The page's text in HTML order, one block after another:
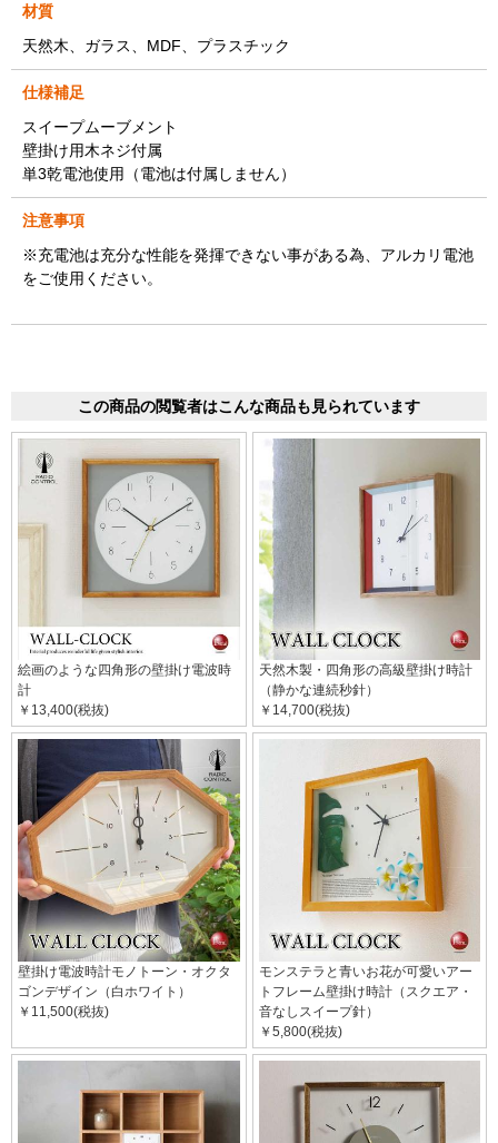
材質
天然木、ガラス、MDF、プラスチック
仕様補足
スイープムーブメント
壁掛け用木ネジ付属
単3乾電池使用（電池は付属しません）
注意事項
※充電池は充分な性能を発揮できない事がある為、アルカリ電池
をご使用ください。
この商品の閲覧者はこんな商品も見られています
絵画のような四角形の壁掛け電波時
計
￥13,400(税抜)
天然木製・四角形の高級壁掛け時計
（静かな連続秒針）
￥14,700(税抜)
壁掛け電波時計モノトーン・オクタ
ゴンデザイン（白ホワイト）
￥11,500(税抜)
モンステラと青いお花が可愛いアー
トフレーム壁掛け時計（スクエア・
音なしスイープ針）
￥5,800(税抜)